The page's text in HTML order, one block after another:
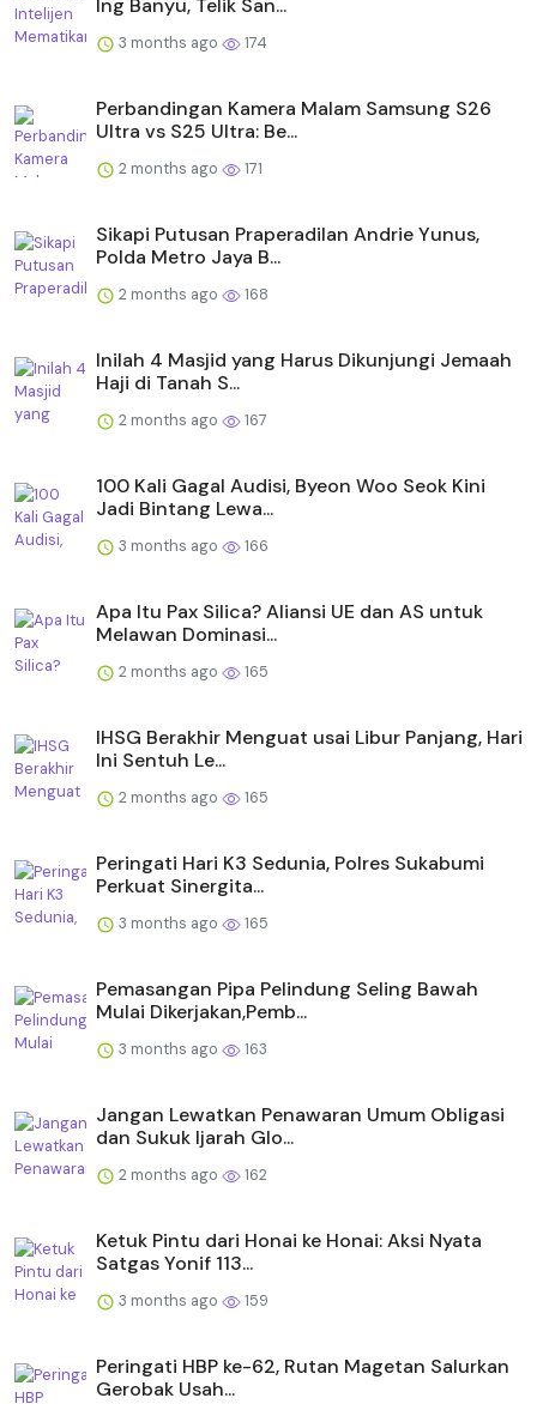
Ing Banyu, Telik San...
3 months ago 174
Perbandingan Kamera Malam Samsung S26
Ultra vs S25 Ultra: Be...
2 months ago 171
Sikapi Putusan Praperadilan Andrie Yunus,
Polda Metro Jaya B...
2 months ago 168
Inilah 4 Masjid yang Harus Dikunjungi Jemaah
Haji di Tanah S...
2 months ago 167
100 Kali Gagal Audisi, Byeon Woo Seok Kini
Jadi Bintang Lewa...
3 months ago 166
Apa Itu Pax Silica? Aliansi UE dan AS untuk
Melawan Dominasi...
2 months ago 165
IHSG Berakhir Menguat usai Libur Panjang, Hari
Ini Sentuh Le...
2 months ago 165
Peringati Hari K3 Sedunia, Polres Sukabumi
Perkuat Sinergita...
3 months ago 165
Pemasangan Pipa Pelindung Seling Bawah
Mulai Dikerjakan,Pemb...
3 months ago 163
Jangan Lewatkan Penawaran Umum Obligasi
dan Sukuk Ijarah Glo...
2 months ago 162
Ketuk Pintu dari Honai ke Honai: Aksi Nyata
Satgas Yonif 113...
3 months ago 159
Peringati HBP ke-62, Rutan Magetan Salurkan
Gerobak Usah...